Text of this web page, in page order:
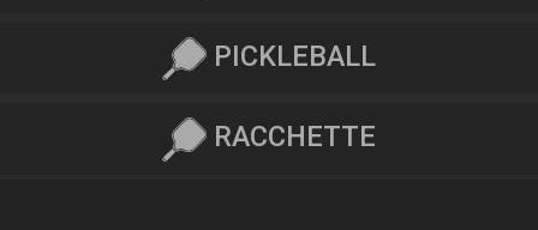
PICKLEBALL
RACCHETTE